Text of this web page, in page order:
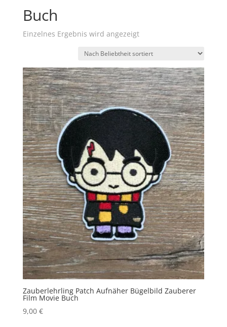
Buch
Einzelnes Ergebnis wird angezeigt
Zauberlehrling Patch Aufnäher Bügelbild Zauberer
Film Movie Buch
9,00 €